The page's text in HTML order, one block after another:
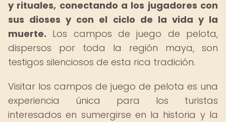
y rituales, conectando a los jugadores con
sus dioses y con el ciclo de la vida y la
muerte. Los campos de juego de pelota,
dispersos por toda la región maya, son
testigos silenciosos de esta rica tradición.
Visitar los campos de juego de pelota es una
experiencia única para los turistas
interesados en sumergirse en la historia y la